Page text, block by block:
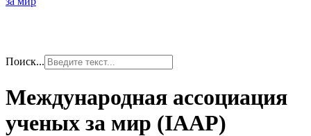
Поиск...
Международная ассоциация
ученых за мир (IAAP)